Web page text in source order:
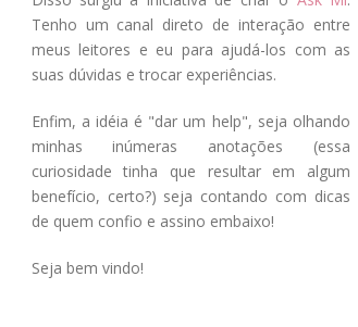
Tenho um canal direto de interação entre
meus leitores e eu para ajudá-los com as
suas dúvidas e trocar experiências.
Enfim, a idéia é "dar um help", seja olhando
minhas inúmeras anotações (essa
curiosidade tinha que resultar em algum
benefício, certo?) seja contando com dicas
de quem confio e assino embaixo!
Seja bem vindo!